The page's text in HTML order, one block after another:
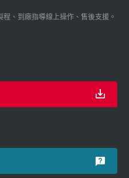
程、到廠指導線上操作、售後支援。